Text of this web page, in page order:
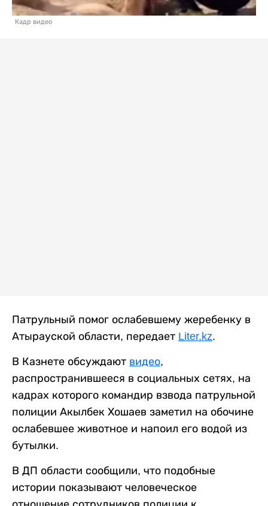
Кадр видео
Патрульный помог ослабевшему жеребенку в
Атырауской области, передает Liter.kz.
В Казнете обсуждают видео,
распространившееся в социальных сетях, на
кадрах которого командир взвода патрульной
полиции Акылбек Хошаев заметил на обочине
ослабевшее животное и напоил его водой из
бутылки.
В ДП области сообщили, что подобные
истории показывают человеческое